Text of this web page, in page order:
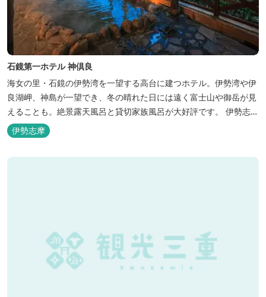
石鏡第一ホテル 神倶良
海女の里・石鏡の伊勢湾を一望する高台に建つホテル。伊勢湾や伊
良湖岬、神島が一望でき、冬の晴れた日には遠く富士山や御岳が見
えることも。絶景露天風呂と貸切家族風呂が大好評です。 伊勢志摩
の新鮮な海の幸をふんだんに使った味覚自慢の人情味あふれる温泉
宿です。
伊勢志摩